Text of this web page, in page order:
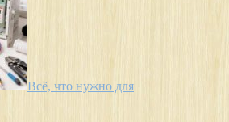
Всё, что нужно для